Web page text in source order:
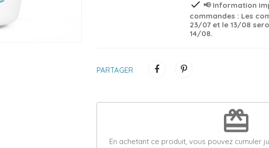
check 📢 Information
commandes : Les
23/07 et le 13/08
14/08.
PARTAGER
redeem
En achetant ce produit, vous pouvez cumuler